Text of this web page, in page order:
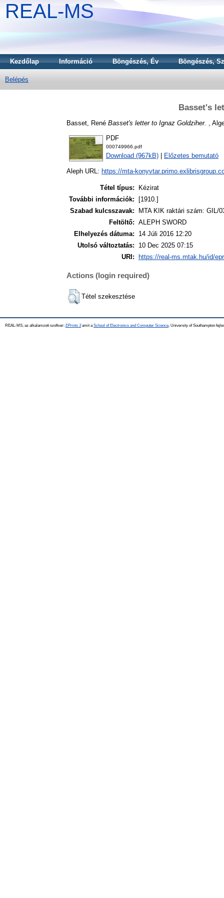
REAL-MS
Kezdőlap Információ Böngészés, Év Böngészés,
Belépés
Basset's
Basset, René Basset's letter to Ignaz Goldziher. ,
PDF
000749966.pdf
Download (967kB) Előzetes bemutató
Aleph URL: https://mta-
Tétel típus:
Kézirat
További információk:
[1910.]
Szabad kulcsszavak:
MTA KIK raktári szám: GIL/
Feltöltő: ALEPH SWORD
Elhelyezés dátuma:
14 Júli 2016 12:20
Utolsó változtatás:
10 Dec 2025 07:15
URI:
https://real-ms.mtak.hu/id/
Actions (login required)
Tétel szekesztése
REAL-MS, az alkalamzott szoftver: EPrints 3amit a School of Electronics and Computer Science , University of Southampton